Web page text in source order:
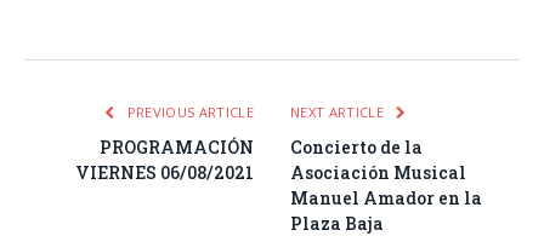
PREVIOUS ARTICLE
PROGRAMACIÓN
VIERNES 06/08/2021
NEXT ARTICLE
Concierto de la
Asociación Musical
Manuel Amador en la
Plaza Baja